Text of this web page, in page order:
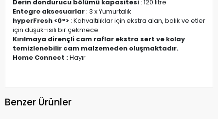
Derin dondurucu bölümü kapasitesi : 120 litre
Entegre aksesuarlar : 3 x Yumurtalık
hyperFresh <0°> : Kahvaltılıklar için ekstra alan, balık ve etler
için düşük-ısılı bir çekmece.
Kırılmaya dirençli cam raflar ekstra sert ve kolay
temizlenebilir cam malzemeden oluşmaktadır.
Home Connect :Hayır
Benzer Ürünler